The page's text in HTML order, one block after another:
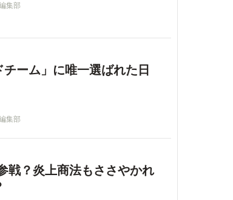
集部
チーム」に唯一選ばれた日
集部
戦？炎上商法もささやかれ